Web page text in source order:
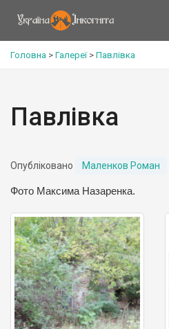
Головна > Галереї> Павлівка
Павлівка
Опубліковано Маленков Роман
Фото Максима Назаренка.